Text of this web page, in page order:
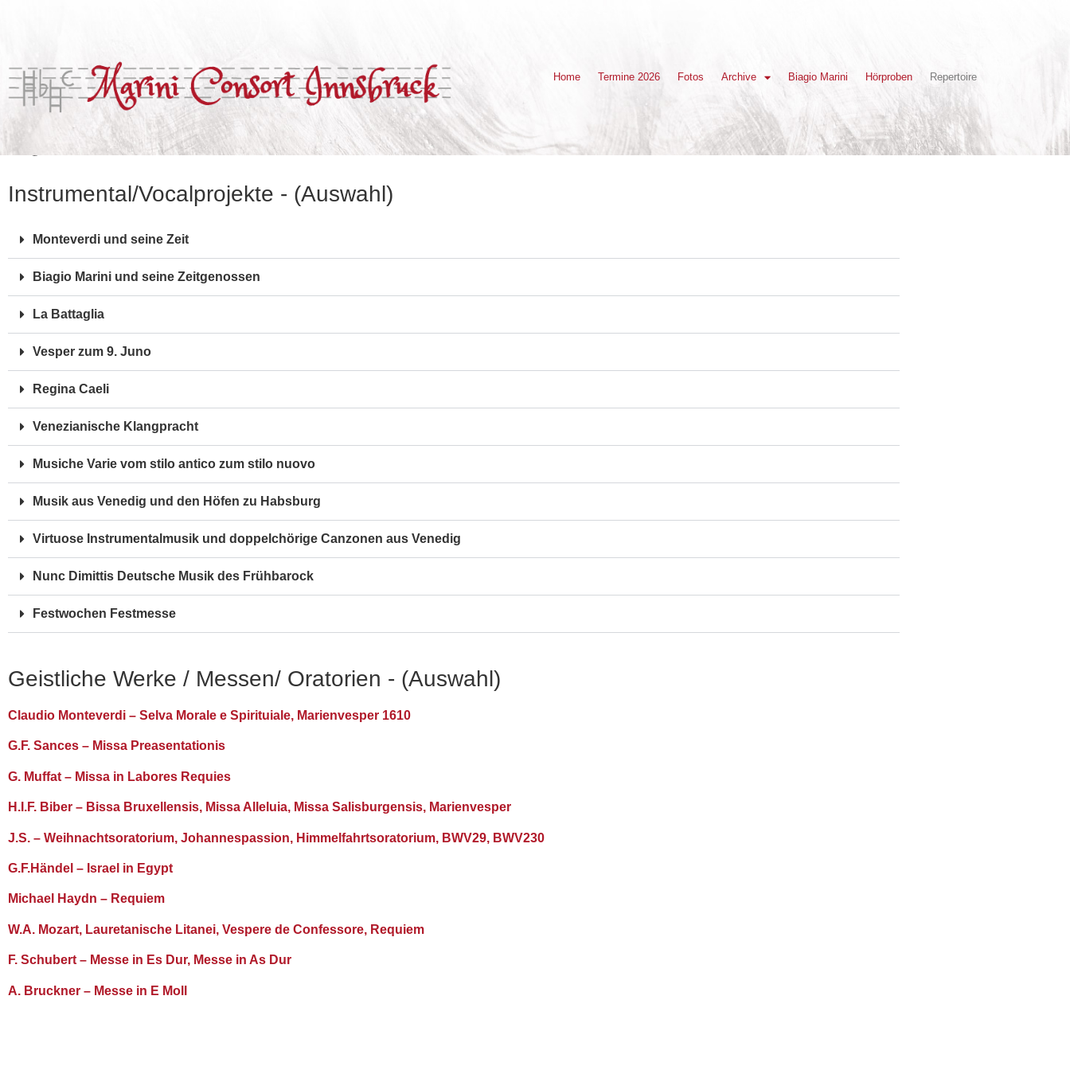
Home Termine 2026 Fotos Archive Biagio Marini Hörproben Repertoire
Repertoire
Instrumental/Vocalprojekte - (Auswahl)
Monteverdi und seine Zeit
Biagio Marini und seine Zeitgenossen
La Battaglia
Vesper zum 9. Juno
Regina Caeli
Venezianische Klangpracht
Musiche Varie vom stilo antico zum stilo nuovo
Musik aus Venedig und den Höfen zu Habsburg
Virtuose Instrumentalmusik und doppelchörige Canzonen aus Venedig
Nunc Dimittis Deutsche Musik des Frühbarock
Festwochen Festmesse
Geistliche Werke / Messen/ Oratorien - (Auswahl)
Claudio Monteverdi – Selva Morale e Spirituiale, Marienvesper 1610
G.F. Sances – Missa Preasentationis
G. Muffat – Missa in Labores Requies
H.I.F. Biber – Bissa Bruxellensis, Missa Alleluia, Missa Salisburgensis, Marienvesper
J.S. – Weihnachtsoratorium, Johannespassion, Himmelfahrtsoratorium, BWV29, BWV230
G.F.Händel – Israel in Egypt
Michael Haydn – Requiem
W.A. Mozart, Lauretanische Litanei, Vespere de Confessore, Requiem
F. Schubert – Messe in Es Dur, Messe in As Dur
A. Bruckner – Messe in E Moll